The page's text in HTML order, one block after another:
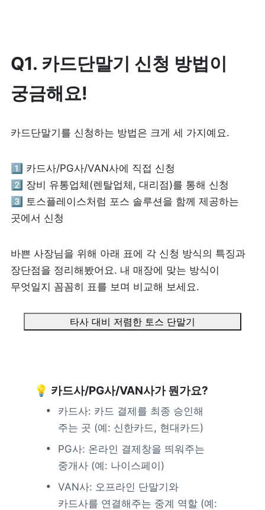
서비스업
추천 조합
사장님 스토리
혜택
대리점 홈페이지
상담 받기
제품 도입 문의
사용 중 기능 문의
사업 제휴 문의
Q1. 카드단말기 신청 방법이
궁금해요!
카드단말기를 신청하는 방법은 크게 세 가지예요.
1️⃣ 카드사/PG사/VAN사에 직접 신청
2️⃣ 장비 유통업체(렌탈업체, 대리점)를 통해 신청
3️⃣ 토스플레이스처럼 포스 솔루션을 함께 제공하는
곳에서 신청
바쁜 사장님을 위해 아래 표에 각 신청 방식의 특징과
장단점을 정리해봤어요. 내 매장에 맞는 방식이
무엇일지 꼼꼼히 표를 보며 비교해 보세요.
타사 대비 저렴한 토스 단말기
💡 카드사/PG사/VAN사가 뭔가요?
카드사: 카드 결제를 최종 승인해
주는 곳 (예: 신한카드, 현대카드)
PG사: 온라인 결제창을 띄워주는
중개사 (예: 나이스페이)
VAN사: 오프라인 단말기와
카드사를 연결해주는 중계 역할 (예: